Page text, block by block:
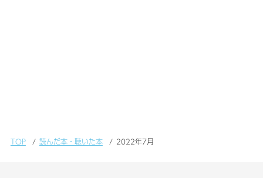
TOP 読んだ本・聴いた本 2022年7月